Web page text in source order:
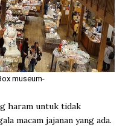
museum-
haram untuk tidak
macam jajanan yang ada.